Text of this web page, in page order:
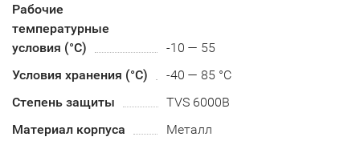
Рабочие
температурные
условия (°С)
-10 — 55
Условия хранения (°С)
-40 — 85 °C
Степень защиты
TVS 6000В
Материал корпуса
Металл